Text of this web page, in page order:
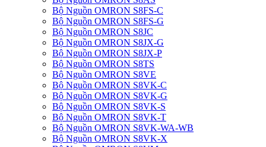
Bộ Nguồn OMRON S8FS-C
Bộ Nguồn OMRON S8FS-G
Bộ Nguồn OMRON S8JC
Bộ Nguồn OMRON S8JX-G
Bộ Nguồn OMRON S8JX-P
Bộ Nguồn OMRON S8TS
Bộ Nguồn OMRON S8VE
Bộ Nguồn OMRON S8VK-C
Bộ Nguồn OMRON S8VK-G
Bộ Nguồn OMRON S8VK-S
Bộ Nguồn OMRON S8VK-T
Bộ Nguồn OMRON S8VK-WA-WB
Bộ Nguồn OMRON S8VK-X